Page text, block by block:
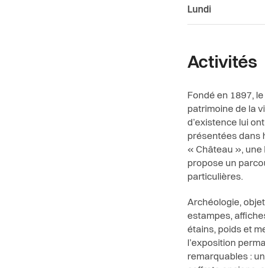
Lundi
Activités
Fondé en 1897,
patrimoine de la
d’existence lui
présentées dans
« Château », une
propose un
particulières.
Archéologie,
estampes,
étains, poids et
l’exposition
remarquables :